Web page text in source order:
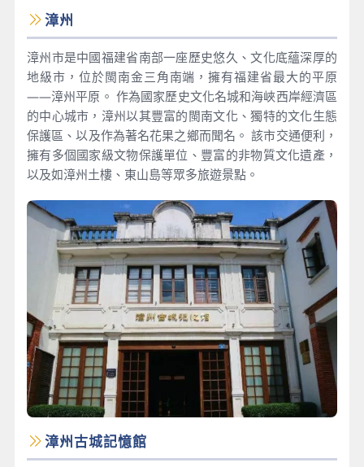
漳州
漳州市是中國福建省南部一座歷史悠久、文化底蘊深厚的
地級市，位於閩南金三角南端，擁有福建省最大的平原
——漳州平原。 作為國家歷史文化名城和海峽西岸經濟區
的中心城市，漳州以其豐富的閩南文化、獨特的文化生態
保護區、以及作為著名花果之鄉而聞名。 該市交通便利，
擁有多個國家級文物保護單位、豐富的非物質文化遺產，
以及如漳州土樓、東山島等眾多旅遊景點。
漳州古城記憶館